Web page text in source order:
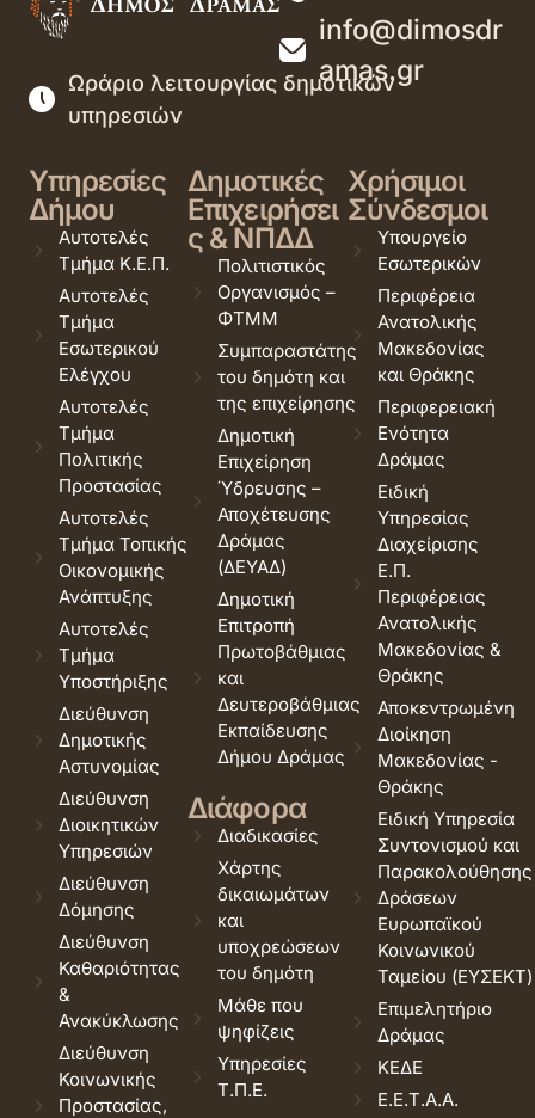
info@dimosdr
amas.gr
Ωράριο λειτουργίας δημοτικών
υπηρεσιών
Υπηρεσίες
Δήμου
Αυτοτελές
Τμήμα Κ.Ε.Π.
Αυτοτελές
Τμήμα
Εσωτερικού
Ελέγχου
Αυτοτελές
Τμήμα
Πολιτικής
Προστασίας
Αυτοτελές
Τμήμα Τοπικής
Οικονομικής
Ανάπτυξης
Αυτοτελές
Τμήμα
Υποστήριξης
Διεύθυνση
Δημοτικής
Αστυνομίας
Διεύθυνση
Διοικητικών
Υπηρεσιών
Διεύθυνση
Δόμησης
Διεύθυνση
Καθαριότητας
&
Ανακύκλωσης
Διεύθυνση
Κοινωνικής
Προστασίας,
Δημοτικές
Επιχειρήσει
ς & ΝΠΔΔ
Πολιτιστικός
Οργανισμός –
ΦΤΜΜ
Συμπαραστάτης
του δημότη και
της επιχείρησης
Δημοτική
Επιχείρηση
Ύδρευσης –
Αποχέτευσης
Δράμας
(ΔΕΥΑΔ)
Δημοτική
Επιτροπή
Πρωτοβάθμιας
και
Δευτεροβάθμιας
Εκπαίδευσης
Δήμου Δράμας
Διάφορα
Διαδικασίες
Χάρτης
δικαιωμάτων
και
υποχρεώσεων
του δημότη
Μάθε που
ψηφίζεις
Υπηρεσίες
Τ.Π.Ε.
Χρήσιμοι
Σύνδεσμοι
Υπουργείο
Εσωτερικών
Περιφέρεια
Ανατολικής
Μακεδονίας
και Θράκης
Περιφερειακή
Ενότητα
Δράμας
Ειδική
Υπηρεσίας
Διαχείρισης
Ε.Π.
Περιφέρειας
Ανατολικής
Μακεδονίας &
Θράκης
Αποκεντρωμένη
Διοίκηση
Μακεδονίας -
Θράκης
Ειδική Υπηρεσία
Συντονισμού και
Παρακολούθησης
Δράσεων
Ευρωπαϊκού
Κοινωνικού
Ταμείου (ΕΥΣΕΚΤ)
Επιμελητήριο
Δράμας
ΚΕΔΕ
Ε.Ε.Τ.Α.Α.